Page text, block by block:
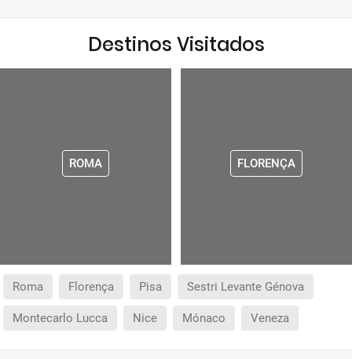
Destinos Visitados
ROMA FLORENÇA
Roma Florença Pisa Sestri Levante Génova
Montecarlo Lucca Nice Mónaco Veneza